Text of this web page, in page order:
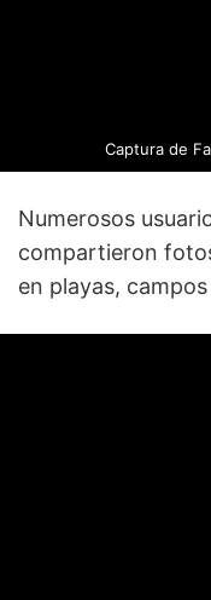
Captura de
Numerosos
compartieron
en playas,